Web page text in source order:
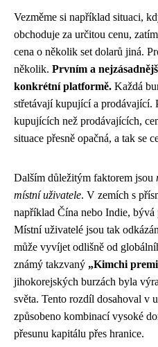
Vezměme si například situaci,
obchoduje za určitou cenu,
cena o několik set dolarů jiná.
několik. Prvním a
konkrétní platformě. Každá
střetávají kupující a prodávající.
kupujících než prodávajících,
situace přesně opačná, a tak se
Dalším důležitým faktorem jsou
místní uživatele. V zemích s
například Čína nebo Indie,
Místní uživatelé jsou tak
může vyvíjet odlišně od
známý takzvaný „Kimchi
jihokorejských burzách byla
světa. Tento rozdíl dosahoval v
způsobeno kombinací vysoké
přesunu kapitálu přes hranice.